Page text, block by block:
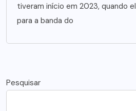
tiveram início em 2023, quando
para a banda do
Pesquisar